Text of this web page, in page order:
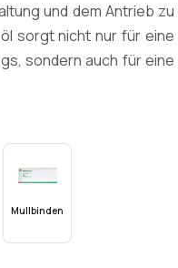
und dem Antrieb zu
sorgt nicht nur für eine
sondern auch für eine
Mullbinden